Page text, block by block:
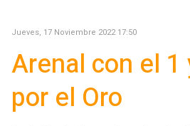
Jueves, 17 Noviembre 2022 17:50
Arenal con el 1
por el Oro